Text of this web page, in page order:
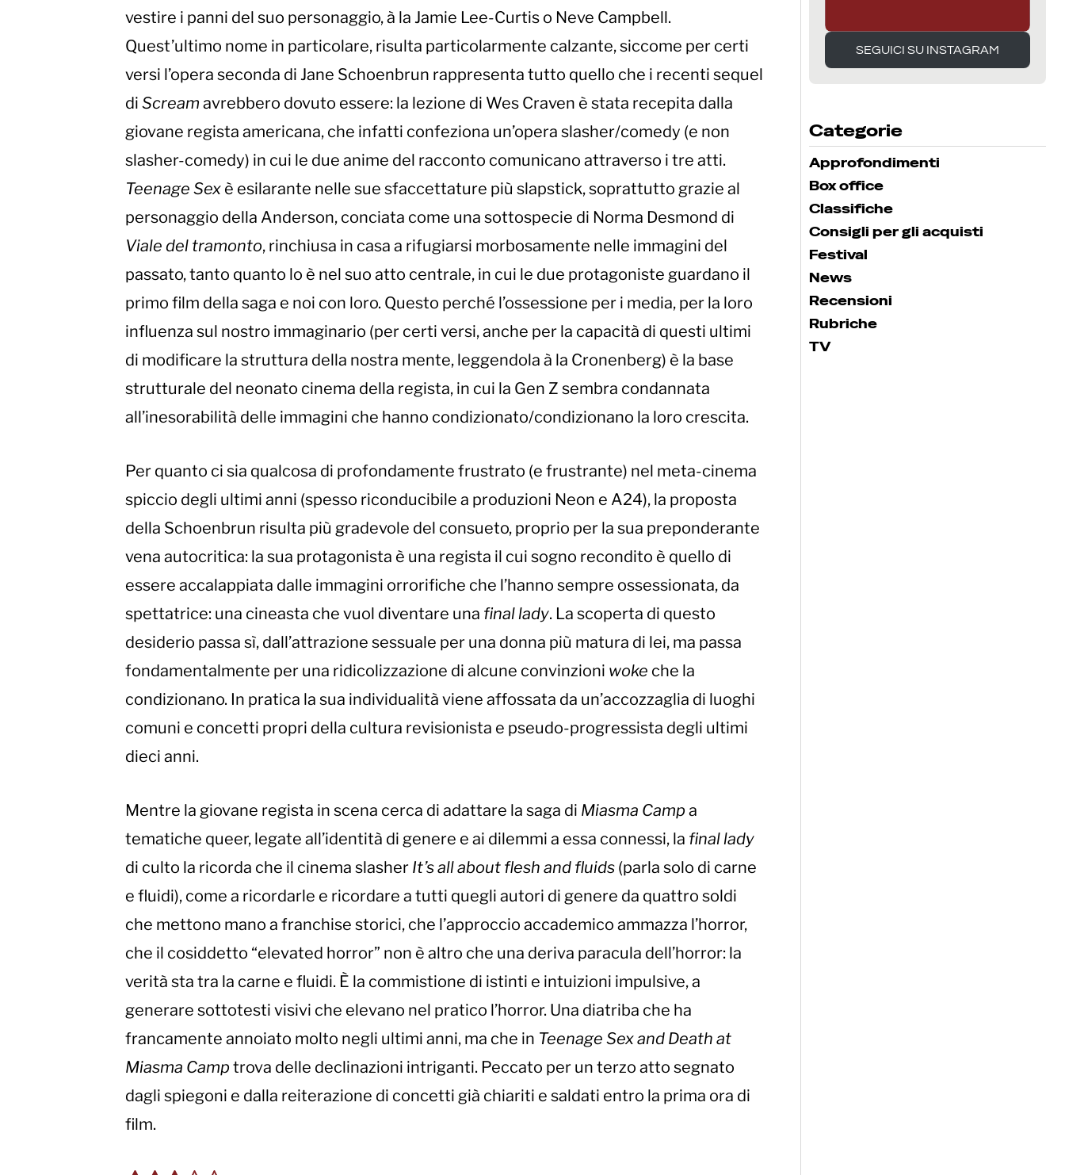
vestire i panni del suo personaggio, à la Jamie Lee-Curtis o Neve Campbell.
Quest’ultimo nome in particolare, risulta particolarmente calzante, siccome per certi
versi l’opera seconda di Jane Schoenbrun rappresenta tutto quello che i recenti sequel
di Scream avrebbero dovuto essere: la lezione di Wes Craven è stata recepita dalla
giovane regista americana, che infatti confeziona un’opera slasher/comedy (e non
slasher-comedy) in cui le due anime del racconto comunicano attraverso i tre atti.
Teenage Sex è esilarante nelle sue sfaccettature più slapstick, soprattutto grazie al
personaggio della Anderson, conciata come una sottospecie di Norma Desmond di
Viale del tramonto, rinchiusa in casa a rifugiarsi morbosamente nelle immagini del
passato, tanto quanto lo è nel suo atto centrale, in cui le due protagoniste guardano il
primo film della saga e noi con loro. Questo perché l’ossessione per i media, per la loro
influenza sul nostro immaginario (per certi versi, anche per la capacità di questi ultimi
di modificare la struttura della nostra mente, leggendola à la Cronenberg) è la base
strutturale del neonato cinema della regista, in cui la Gen Z sembra condannata
all’inesorabilità delle immagini che hanno condizionato/condizionano la loro crescita.
Per quanto ci sia qualcosa di profondamente frustrato (e frustrante) nel meta-cinema
spiccio degli ultimi anni (spesso riconducibile a produzioni Neon e A24), la proposta
della Schoenbrun risulta più gradevole del consueto, proprio per la sua preponderante
vena autocritica: la sua protagonista è una regista il cui sogno recondito è quello di
essere accalappiata dalle immagini orrorifiche che l’hanno sempre ossessionata, da
spettatrice: una cineasta che vuol diventare una final lady. La scoperta di questo
desiderio passa sì, dall’attrazione sessuale per una donna più matura di lei, ma passa
fondamentalmente per una ridicolizzazione di alcune convinzioni woke che la
condizionano. In pratica la sua individualità viene affossata da un’accozzaglia di luoghi
comuni e concetti propri della cultura revisionista e pseudo-progressista degli ultimi
dieci anni.
Mentre la giovane regista in scena cerca di adattare la saga di Miasma Camp a
tematiche queer, legate all’identità di genere e ai dilemmi a essa connessi, la final lady
di culto la ricorda che il cinema slasher It’s all about flesh and fluids (parla solo di carne
e fluidi), come a ricordarle e ricordare a tutti quegli autori di genere da quattro soldi
che mettono mano a franchise storici, che l’approccio accademico ammazza l’horror,
che il cosiddetto “elevated horror” non è altro che una deriva paracula dell’horror: la
verità sta tra la carne e fluidi. È la commistione di istinti e intuizioni impulsive, a
generare sottotesti visivi che elevano nel pratico l’horror. Una diatriba che ha
francamente annoiato molto negli ultimi anni, ma che in Teenage Sex and Death at
Miasma Camp trova delle declinazioni intriganti. Peccato per un terzo atto segnato
dagli spiegoni e dalla reiterazione di concetti già chiariti e saldati entro la prima ora di
film.
SEGUICI SU INSTAGRAM
SEGUICI SU INSTAGRAM
Categorie
Approfondimenti
Box office
Classifiche
Consigli per gli acquisti
Festival
News
Recensioni
Rubriche
TV